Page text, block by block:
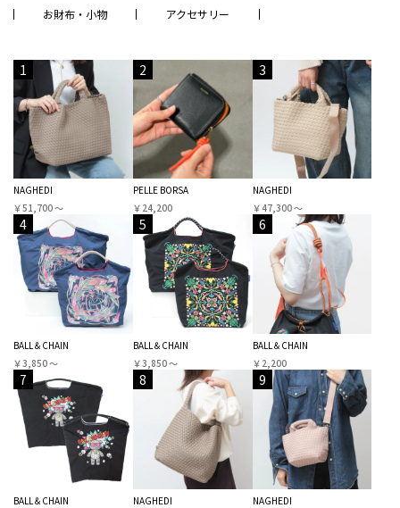
お財布・小物
アクセサリー
1
NAGHEDI
￥51,700 〜
2
PELLE BORSA
￥24,200
3
NAGHEDI
￥47,300 〜
4
BALL＆CHAIN
￥3,850 〜
5
BALL＆CHAIN
￥3,850 〜
6
BALL＆CHAIN
￥2,200
7
BALL＆CHAIN
8
NAGHEDI
9
NAGHEDI